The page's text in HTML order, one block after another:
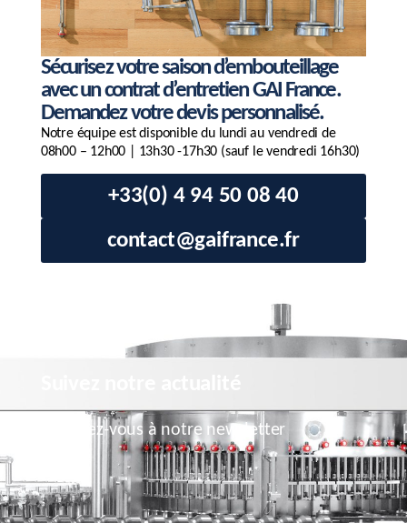
Sécurisez votre saison d’embouteillage
avec un contrat d’entretien GAI France.
Demandez votre devis personnalisé.
Notre équipe est disponible du lundi au vendredi de
08h00 – 12h00 | 13h30 -17h30 (sauf le vendredi 16h30)
+33(0) 4 94 50 08 40
contact@gaifrance.fr
Inscrivez-vous à notre newsletter